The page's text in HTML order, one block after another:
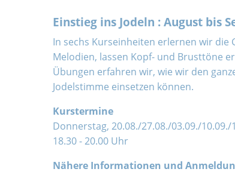
Einstieg ins Jodeln : August bis
In sechs Kurseinheiten erlernen wir die
Melodien, lassen Kopf- und Brusttöne
Übungen erfahren wir, wie wir den
Jodelstimme einsetzen können.
Kurstermine
Donnerstag, 20.08./27.08./03.09./10.09./
18.30 - 20.00 Uhr
Nähere Informationen und